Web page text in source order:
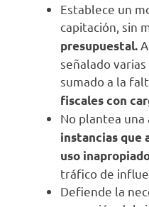
Establece un
capitación, sin
presupuestal.
señalado
sumado a la
fiscales con
No plantea
instancias que
uso
tráfico de
Defiende la